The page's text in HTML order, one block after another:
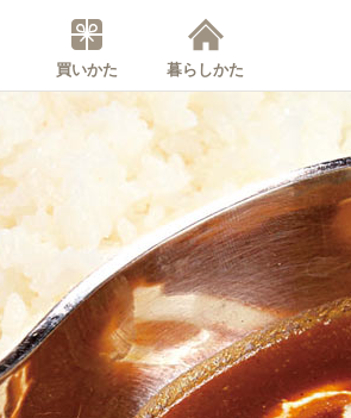
買いかた 暮らしかた